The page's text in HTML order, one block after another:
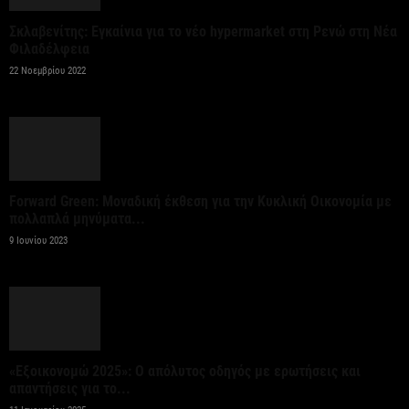
λειτουργίας...
η Αθήνα διατήρησε τη δυναμική της...
περισσότερο από κάθε άλλη...
παραγωγής ηλεκτρικής ενέργειας 800 ΜW στη
22 Νοεμβρίου 2022
9 Ιουνίου 2023